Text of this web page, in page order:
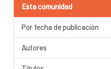
Esta comunidad
Por fecha de publicación
Autores